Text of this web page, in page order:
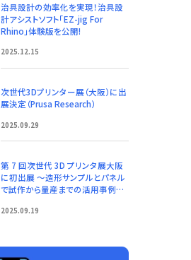
治具設計の効率化を実現！治具設
計アシストソフト「EZ-jig For
Rhino」体験版を公開!
2025.12.15
次世代3Dプリンター展（大阪）に出
展決定（Prusa Research）
2025.09.29
第 7 回次世代 3D プリンタ展大阪
に初出展 ～造形サンプルとパネル
で試作から量産までの活用事例を
2025.09.19